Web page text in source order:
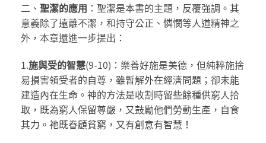
二、 聖潔的應用 ：聖潔是本書的主題，反覆強調。其
意義除了遠離不潔，和持守公正、憐憫等人道精神之
外，本章還進一步提出：
1.施與受的智慧(9-10)：樂善好施是美德，但純粹施捨
易損害領受者的自尊，雖暫解外在經濟問題；卻未能
建造內在生命。神的方法是收割時留些餘種供窮人拾
取，既為窮人保留尊嚴，又鼓勵他們勞動生產，自食
其力。祂既眷顧貧窮，又有創意有智慧！